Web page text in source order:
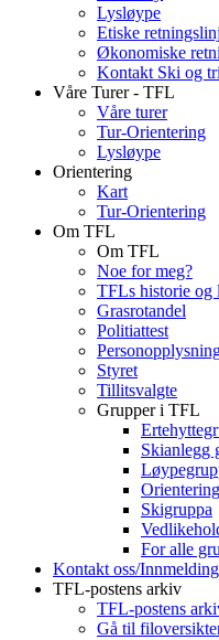
Lysløype
Etiske
Økonomiske
Kontakt Ski og
Våre Turer - TFL
Våre turer
Tur-Orientering
Lysløype
Orientering
Kart
Tur-Orientering
Om TFL
Om TFL
Noe for meg?
TFLs historie og
Grasrotandel
Politiattest
Styret
Tillitsvalgte
Grupper i TFL
Skianlegg
Skigruppa
For alle
Kontakt oss/Innmelding
TFL-postens arkiv
TFL-postens
Gå til